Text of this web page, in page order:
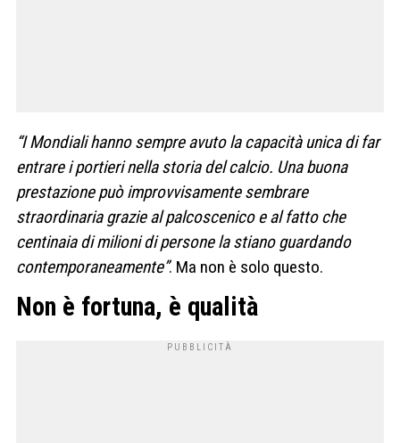
“I Mondiali hanno sempre avuto la capacità unica di far
entrare i portieri nella storia del calcio. Una buona
prestazione può improvvisamente sembrare
straordinaria grazie al palcoscenico e al fatto che
centinaia di milioni di persone la stiano guardando
contemporaneamente”. Ma non è solo questo.
Non è fortuna, è qualità